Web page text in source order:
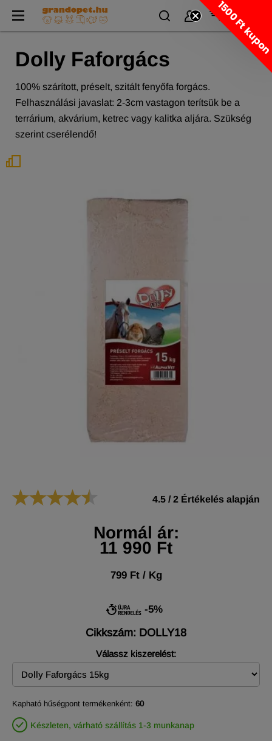
Dolly Faforgács
100% szárított, préselt, szitált fenyőfa forgács.
Felhasználási javaslat: 2-3cm vastagon terítsük be a
terrárium, akvárium, ketrec vagy kalitka aljára. Szükség
szerint cserélendő!
4.5 / 2 Értékelés alapján
Normál ár:
11 990 Ft
799 Ft / Kg
-5%
Cikkszám: DOLLY18
Válassz kiszerelést:
Kapható hűségpont termékenként: 60
Készleten, várható szállítás 1-3 munkanap
1500 Ft